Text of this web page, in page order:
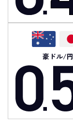
豪ドル/円